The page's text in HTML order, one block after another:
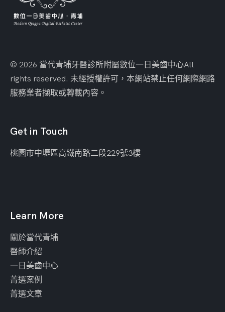
© 2026 當代青埔牙醫診所附屬數位一日美齒中心All
rights reserved. 未經授權許可，本網站禁止任何網際網路
服務業者擷取或轉載內容。
Get in Touch
桃園市中壢區高鐵南路二段229號3樓
Learn More
關於當代青埔
醫師介紹
一日美齒中心
菁選案例
菁選文章